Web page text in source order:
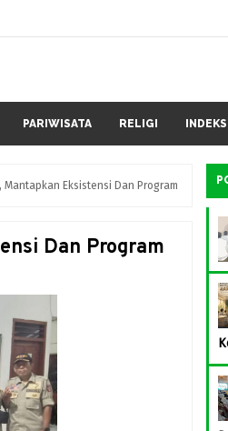
PARIWISATA RELIGI INDEKS
Eksistensi Dan Program
Dan Program